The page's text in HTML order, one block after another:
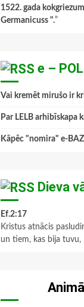
1522. gada
Germanicuss ".”
e –
Vai kremēt mirušo ir
Par LELB arhibīskapa
Kāpēc "nomira" e-
Dieva
Ef.2:17
Kristus atnācis
un tiem, kas bija tuvu,